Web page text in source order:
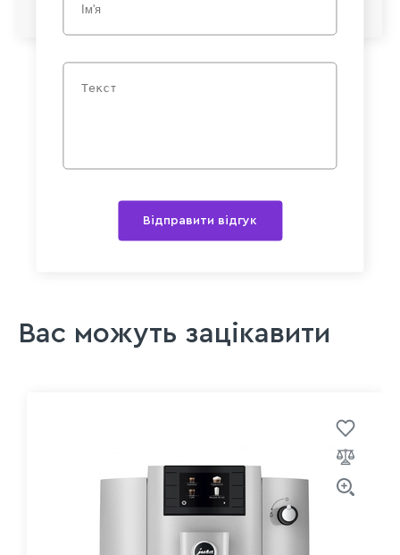
Відправити відгук
Вас можуть зацікавити